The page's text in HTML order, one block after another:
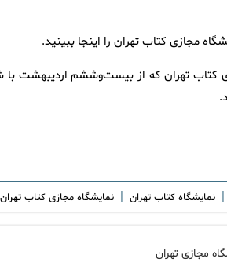
مجازی کتاب تهران را اینجا ببینید.
کتاب تهران که از بیست‌وششم اردیبهشت با
| نمایشگاه کتاب تهران | نمایشگاه مجازی کتاب تهران